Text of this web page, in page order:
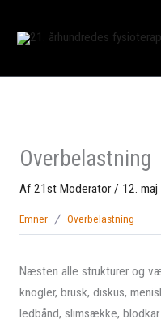
Overbelastning
Af 21st Moderator/ 12.
Emner Overbelastning
Næsten alle strukturer og
knogler, brusk, diskus,
ledbånd, slimsække,